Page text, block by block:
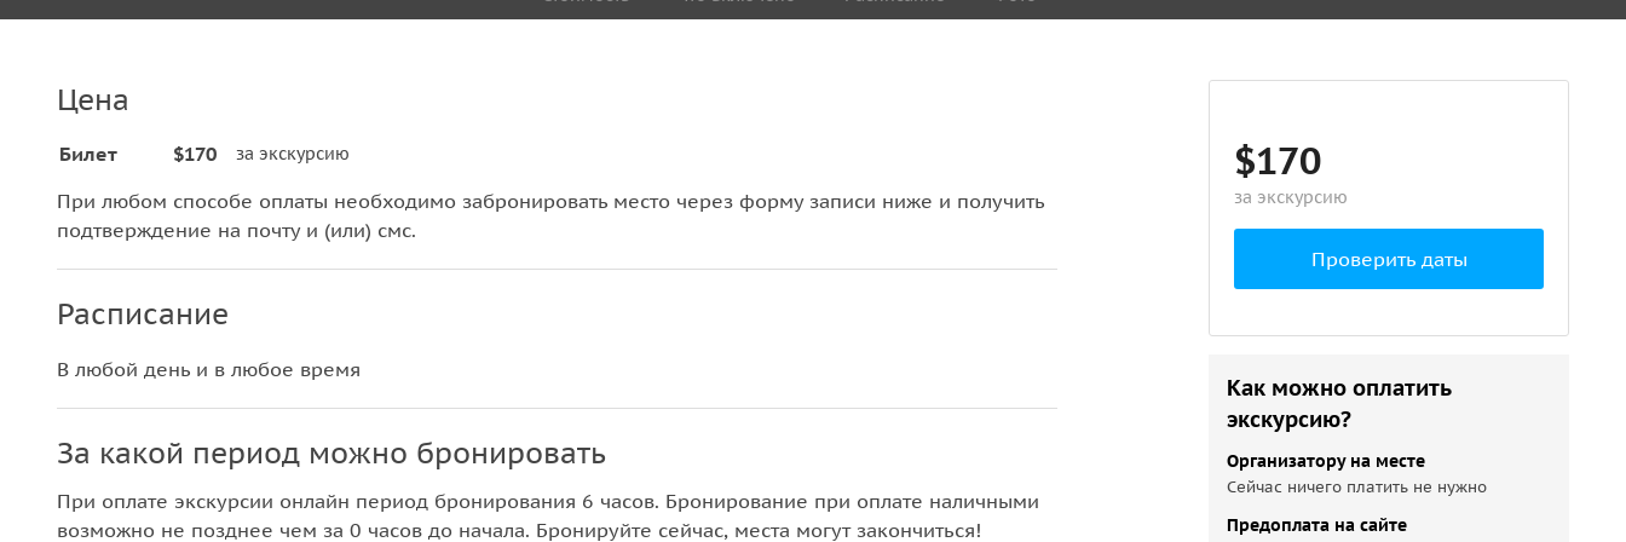
Цена
Билет $170 за экскурсию
При любом способе оплаты необходимо забронировать место через форму записи ниже и получить
подтверждение на почту и (или) смс.
Расписание
В любой день и в любое время
За какой период можно бронировать
При оплате экскурсии онлайн период бронирования 6 часов. Бронирование при оплате наличными
возможно не позднее чем за 0 часов до начала. Бронируйте сейчас, места могут закончиться!
$170
за экскурсию
Проверить даты
Как можно оплатить
экскурсию?
Организатору на месте
Сейчас ничего платить не нужно
Предоплата на сайте